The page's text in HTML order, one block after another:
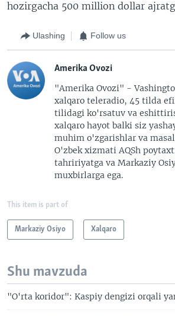
hozirgacha 500 million dollar
Ulashing Follow us
Amerika Ovozi
"Amerika Ovozi" -
xalqaro teleradio, 45 tilda
tilidagi ko'rsatuv va
xalqaro hayot balki siz
muhim o'zgarishlar va
O'zbek xizmati AQSh
tahririyatga va Markaziy
muxbirlarga ega.
This item is part of
Markaziy Osiyo Xalqaro
Shu mavzuda
"O'rta koridor": Kaspiy dengizi orqali